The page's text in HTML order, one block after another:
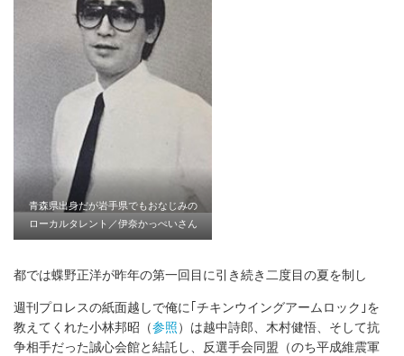
青森県出身だが岩手県でもおなじみの
ローカルタレント／伊奈かっぺいさん
都では蝶野正洋が昨年の第一回目に引き続き二度目の夏を制し
週刊プロレスの紙面越しで俺に｢チキンウイングアームロック｣を
教えてくれた小林邦昭（参照）は越中詩郎、木村健悟、そして抗
争相手だった誠心会館と結託し、反選手会同盟（のち平成維震軍